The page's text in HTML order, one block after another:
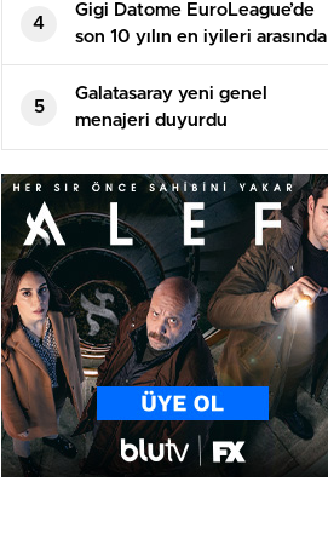
4
Gigi Datome EuroLeague’de
son 10 yılın en iyileri arasında
5
Galatasaray yeni genel
menajeri duyurdu